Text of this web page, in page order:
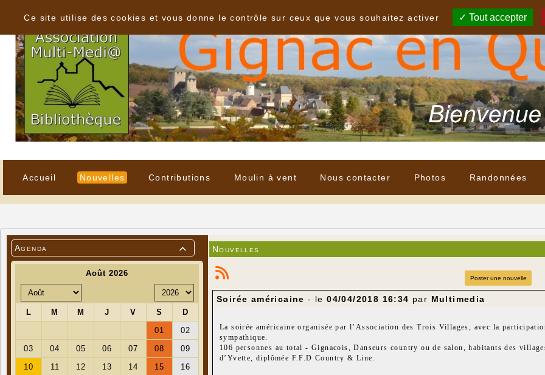
Accueil Nouvelles Contributions Moulin à vent Nous contacter Photos Randonnées

Agenda Nouvelles
Poster une nouvelle
Soirée américaine - le04/04/2018 16:34 par Multimedia
La soirée américaine organisée par l’Association des Trois Villages, avec la
sympathique.
106 personnes au total - Gignacois, Danseurs country ou de salon, habitants des
d’Yvette, diplômée F.F.D Country & Line.
Ce site utilise des cookies et vous donne le contrôle sur ceux que vous souhaitez activer
Tout accepter